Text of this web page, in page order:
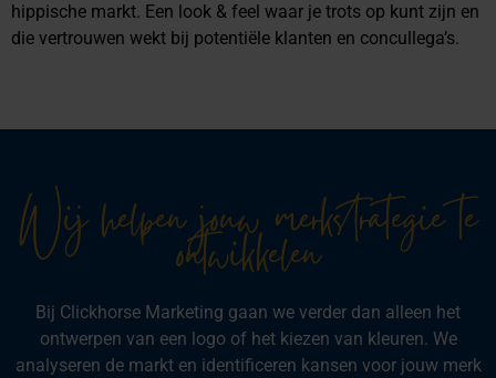
hippische markt. Een look & feel waar je trots op kunt zijn en
die vertrouwen wekt bij potentiële klanten en concullega’s.
Wij helpen jouw merkstrategie te
ontwikkelen
Bij Clickhorse Marketing gaan we verder dan alleen het
ontwerpen van een logo of het kiezen van kleuren. We
analyseren de markt en identificeren kansen voor jouw merk